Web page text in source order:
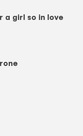
a girl so in love